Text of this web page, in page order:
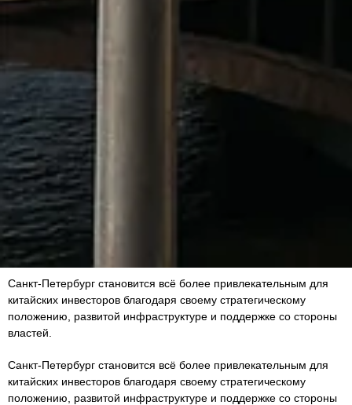
Санкт-Петербург становится всё более привлекательным для
китайских инвесторов благодаря своему стратегическому
положению, развитой инфраструктуре и поддержке со стороны
властей.
Санкт-Петербург становится всё более привлекательным для
китайских инвесторов благодаря своему стратегическому
положению, развитой инфраструктуре и поддержке со стороны